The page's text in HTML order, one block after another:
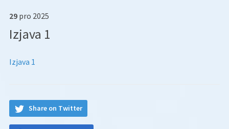
29 pro 2025
Izjava 1
Izjava 1
Share on Twitter